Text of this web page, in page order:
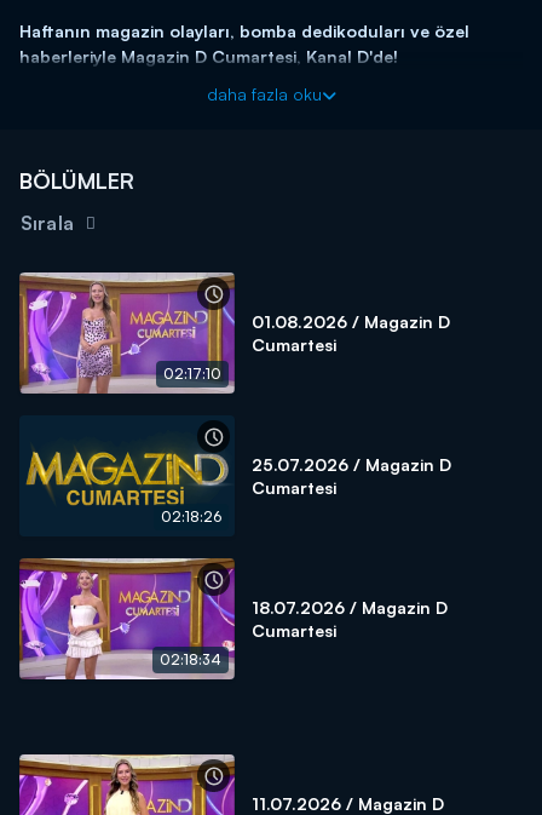
Haftanın magazin olayları, bomba dedikoduları ve özel
haberleriyle Magazin D Cumartesi, Kanal D'de!
daha fazla oku
BÖLÜMLER
Sırala
02:17:10
01.08.2026 / Magazin D
Cumartesi
02:18:26
25.07.2026 / Magazin D
Cumartesi
02:18:34
18.07.2026 / Magazin D
Cumartesi
11.07.2026 / Magazin D